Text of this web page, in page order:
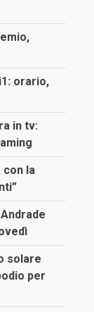
orario,
in tv:
con la
solare
per